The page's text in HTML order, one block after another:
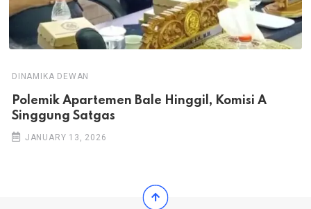
DINAMIKA DEWAN
Polemik Apartemen Bale Hinggil, Komisi A
Singgung Satgas
JANUARY 13, 2026